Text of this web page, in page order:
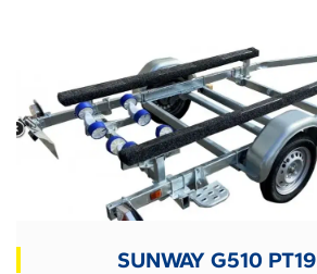
SUNWAY G510 PT19